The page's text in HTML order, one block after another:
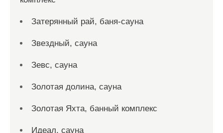
Затерянный рай, баня-сауна
Звездный, сауна
Зевс, сауна
Золотая долина, сауна
Золотая Яхта, банный комплекс
Идеал, сауна